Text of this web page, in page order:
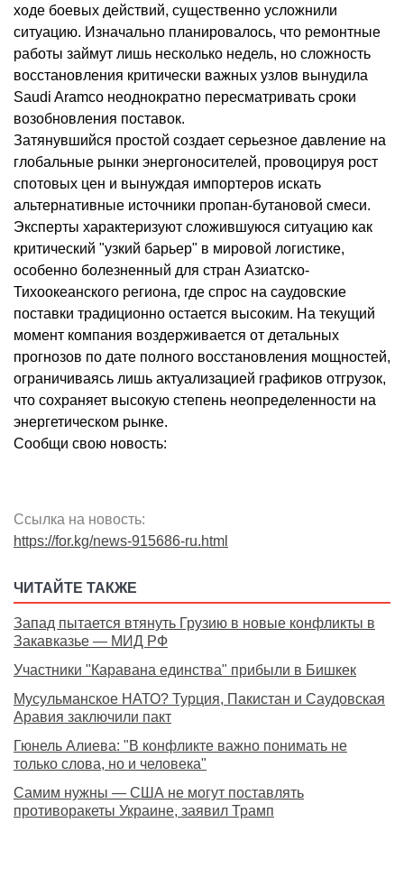
ходе боевых действий, существенно усложнили
ситуацию. Изначально планировалось, что ремонтные
работы займут лишь несколько недель, но сложность
восстановления критически важных узлов вынудила
Saudi Aramco неоднократно пересматривать сроки
возобновления поставок.
Затянувшийся простой создает серьезное давление на
глобальные рынки энергоносителей, провоцируя рост
спотовых цен и вынуждая импортеров искать
альтернативные источники пропан-бутановой смеси.
Эксперты характеризуют сложившуюся ситуацию как
критический "узкий барьер" в мировой логистике,
особенно болезненный для стран Азиатско-
Тихоокеанского региона, где спрос на саудовские
поставки традиционно остается высоким. На текущий
момент компания воздерживается от детальных
прогнозов по дате полного восстановления мощностей,
ограничиваясь лишь актуализацией графиков отгрузок,
что сохраняет высокую степень неопределенности на
энергетическом рынке.
Сообщи свою новость:
Ссылка на новость:
https://for.kg/news-915686-ru.html
ЧИТАЙТЕ ТАКЖЕ
Запад пытается втянуть Грузию в новые конфликты в
Закавказье — МИД РФ
Участники "Каравана единства" прибыли в Бишкек
Мусульманское НАТО? Турция, Пакистан и Саудовская
Аравия заключили пакт
Гюнель Алиева: "В конфликте важно понимать не
только слова, но и человека"
Самим нужны — США не могут поставлять
противоракеты Украине, заявил Трамп